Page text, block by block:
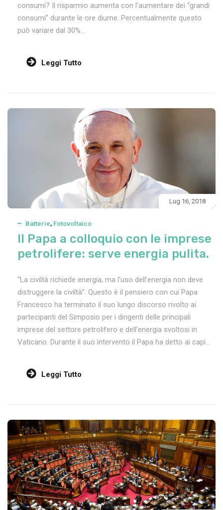
consumi? Il risparmio aumenta con l’aumentare dei “grandi
consumi” durante le ore diurne. Percentualmente questo
può variare dal 30%...
Leggi Tutto
Lug 16, 2018
Batterie, Fotovoltaico
Il Papa a colloquio con le imprese
petrolifere: serve energia pulita.
“La civiltà richiede energia, ma l’uso dell’energia non deve
distruggere la civiltà”. Questo è il pensiero con cui Papa
Francesco ha terminato il suo lungo discorso rivolto ai
partecipanti del Simposio per i dirigenti delle principali
imprese del settore petrolifero e dell’energia svoltosi in
Vaticano. Durante il suo intervento il Papa ha detto ai capi...
Leggi Tutto